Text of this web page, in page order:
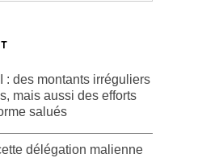
: des montants irréguliers
mais aussi des efforts
salués
délégation malienne